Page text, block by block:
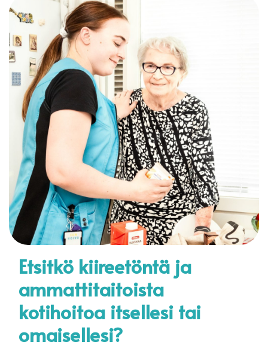
Etsitkö kiireetöntä ja
ammattitaitoista
kotihoitoa itsellesi tai
omaisellesi?